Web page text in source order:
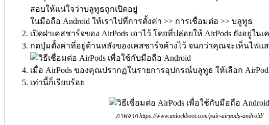
สอบให้แน่ใจว่าบลูทูธถูกเปิดอยู่
ในมือถือ Android ให้เราไปที่การตั้งค่า >> การเชื่อมต่อ >> บลูทูธ
เปิดฝาเคสชาร์จของ AirPods เอาไว้ โดยที่ปล่อยให้ AirPods ยังอยู่ในเ
กดปุ่มตั้งค่าที่อยู่ด้านหลังของเคสชาร์จค้างไว้ จนกว่าคุณจะเห็นไฟแ
เมื่อ AirPods ของคุณปรากฏในรายการอุปกรณ์บลูทูธ ให้เลือก
เท่านี้ก็เรียบร้อย
ภาพจาก https://www.unlockboot.com/pair-airpods-android/